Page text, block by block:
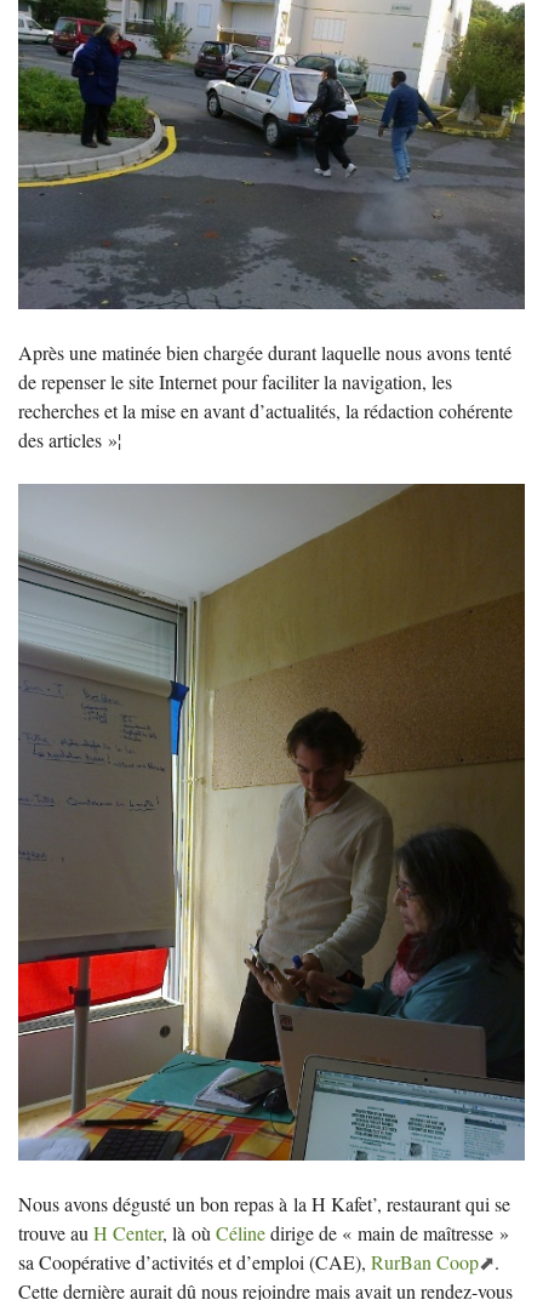
Après une matinée bien chargée durant laquelle nous avons tenté
de repenser le site Internet pour faciliter la navigation, les
recherches et la mise en avant d’actualités, la rédaction cohérente
des articles »¦
Nous avons dégusté un bon repas à la H Kafet’, restaurant qui se
trouve au H Center, là où Célinedirige de « main de maîtresse »
sa Coopérative d’activités et d’emploi (CAE), RurBan Coop
.
Cette dernière aurait dû nous rejoindre mais avait un rendez-vous